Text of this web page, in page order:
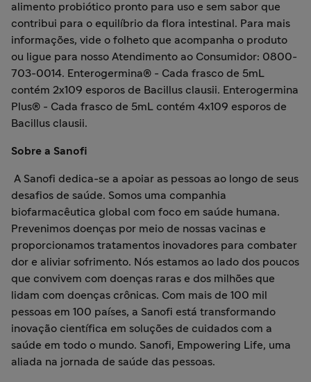
alimento probiótico pronto para uso e sem sabor que
contribui para o equilíbrio da flora intestinal. Para mais
informações, vide o folheto que acompanha o produto
ou ligue para nosso Atendimento ao Consumidor: 0800-
703-0014. Enterogermina® - Cada frasco de 5mL
contém 2x109 esporos de Bacillus clausii. Enterogermina
Plus® - Cada frasco de 5mL contém 4x109 esporos de
Bacillus clausii.
Sobre a Sanofi
A Sanofi dedica-se a apoiar as pessoas ao longo de seus
desafios de saúde. Somos uma companhia
biofarmacêutica global com foco em saúde humana.
Prevenimos doenças por meio de nossas vacinas e
proporcionamos tratamentos inovadores para combater
dor e aliviar sofrimento. Nós estamos ao lado dos poucos
que convivem com doenças raras e dos milhões que
lidam com doenças crônicas. Com mais de 100 mil
pessoas em 100 países, a Sanofi está transformando
inovação científica em soluções de cuidados com a
saúde em todo o mundo. Sanofi, Empowering Life, uma
aliada na jornada de saúde das pessoas.